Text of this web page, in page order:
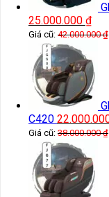
25.000.000 ₫
Giá cũ: 42.000.000₫
C420
Giá cũ: 38.000.000₫